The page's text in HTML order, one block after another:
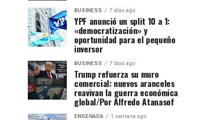
BUSINESS 7 días ago
YPF anunció un split 10 a 1:
«democratización» y
oportunidad para el pequeño
inversor
BUSINESS 7 días ago
Trump refuerza su muro
comercial: nuevos aranceles
reavivan la guerra económica
global/Por Alfredo Atanasof
ENSENADA 1 semana ago